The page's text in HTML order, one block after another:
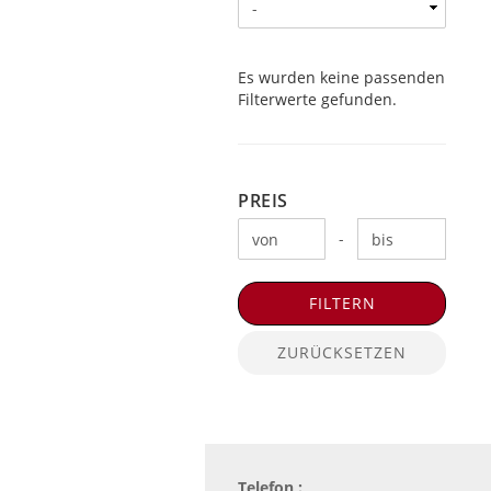
Es wurden keine passenden
Filterwerte gefunden.
PREIS
Preis bis -
FILTERN
ZURÜCKSETZEN